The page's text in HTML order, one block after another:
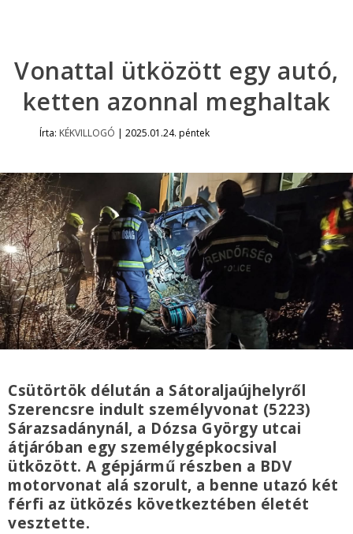
Vonattal ütközött egy autó,
ketten azonnal meghaltak
Írta: KÉKVILLOGÓ | 2025.01.24. péntek
Csütörtök délután a Sátoraljaújhelyről
Szerencsre indult személyvonat (5223)
Sárazsadánynál, a Dózsa György utcai
átjáróban egy személygépkocsival
ütközött. A gépjármű részben a BDV
motorvonat alá szorult, a benne utazó két
férfi az ütközés következtében életét
vesztette.